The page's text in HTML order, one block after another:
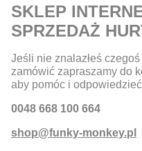
SKLEP
SPRZEDAŻ
Jeśli nie znalazłeś
zamówić zapraszamy do
aby pomóc i
0048 668 100 664
shop@funky-monkey.pl